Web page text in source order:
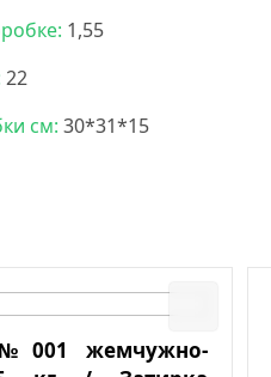
1,55
22
см: 30*31*15
№001 жемчужно-